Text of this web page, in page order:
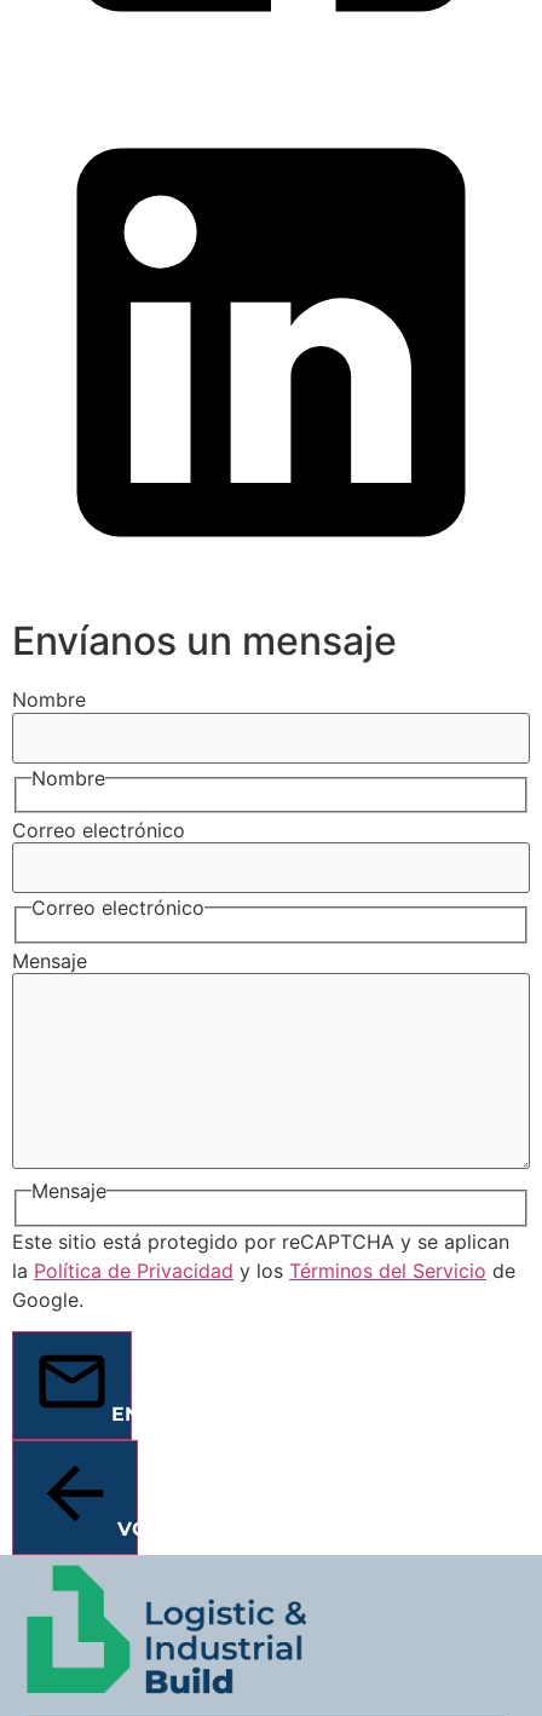
Envíanos un mensaje
Nombre
Nombre
Correo electrónico
Correo electrónico
Mensaje
Mensaje
Este sitio está protegido por reCAPTCHA y se aplican
la Política de Privacidad y los Términos del Servicio de
Google.
ENVIAR
VOLVER